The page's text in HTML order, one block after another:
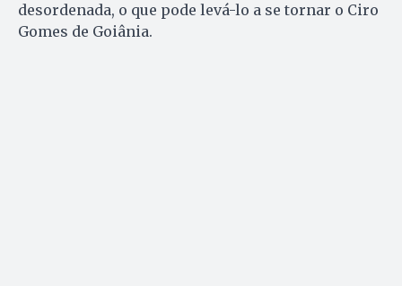
desordenada, o que pode levá-lo a se tornar o Ciro
Gomes de Goiânia.